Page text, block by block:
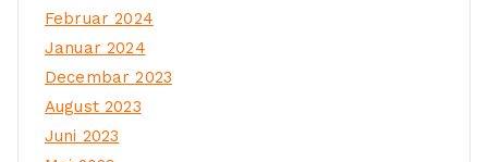
Februar 2024
Januar 2024
Decembar 2023
August 2023
Juni 2023